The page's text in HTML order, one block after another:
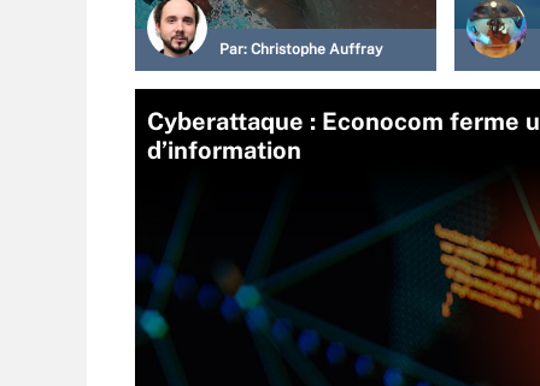
Par: Christophe Auffray
Cyberattaque : Econocom ferme
d’information